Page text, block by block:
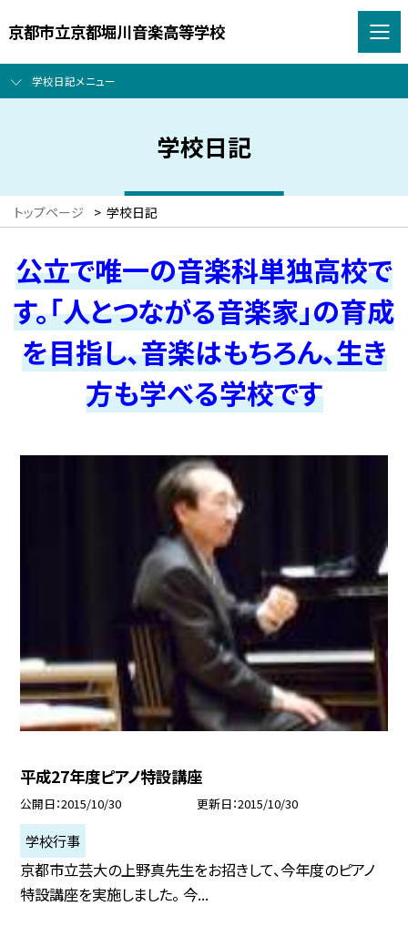
京都市立京都堀川音楽高等学校
学校日記メニュー
学校日記
トップページ > 学校日記
公立で唯一の音楽科単独高校で
す。「人とつながる音楽家」の育成
を目指し、音楽はもちろん、生き
方も学べる学校です
平成27年度ピアノ特設講座
公開日 2015/10/30 更新日 2015/10/30
学校行事
京都市立芸大の上野真先生をお招きして、今年度のピアノ
特設講座を実施しました。 今...